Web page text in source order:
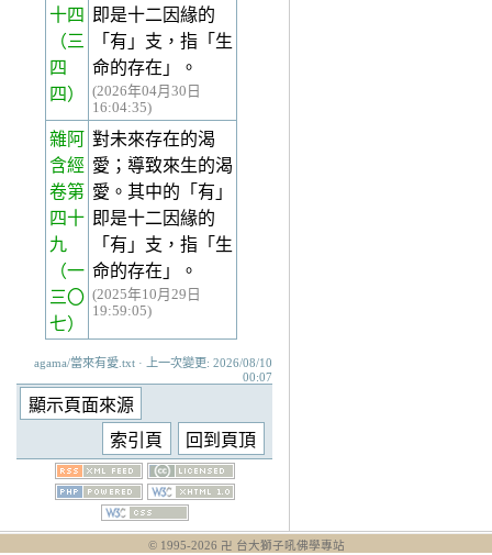
十四
（三
四
四）
即是十二因緣的
「有」支，指「生
命的存在」。
(2026年04月30日
16:04:35)
雜阿
含經
卷第
四十
九
（一
三〇
七）
對未來存在的渴
愛；導致來生的渴
愛。其中的「有」
即是十二因緣的
「有」支，指「生
命的存在」。
(2025年10月29日
19:59:05)
agama/當來有愛.txt · 上一次變更: 2026/08/10
00:07
© 1995-2026 卍 台大獅子吼佛學專站